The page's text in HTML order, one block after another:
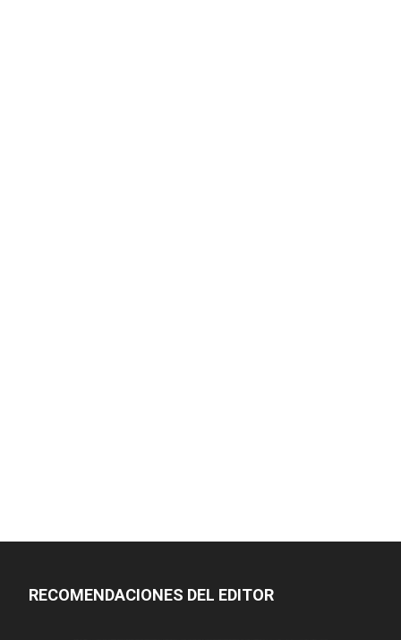
RECOMENDACIONES DEL EDITOR